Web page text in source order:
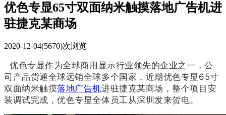
优色专显65寸双面纳米触摸落地广告机进
驻捷克某商场
2020-12-04(5670)次浏览
优色专显作为全球商用显示行业领先的企业之一，公
司产品货通全球远销全球多个国家，近期优色专显65寸
双面纳米触摸落地广告机进驻捷克某商场，整个项目安
装调试完成，优色专显全体员工从深圳发来贺电。